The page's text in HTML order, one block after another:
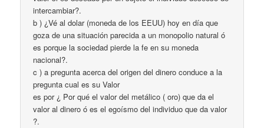
intercambiar?.
b ) ¿Vé al dolar (moneda de los EEUU) hoy en día que
goza de una situación parecida a un monopolio natural ó
es porque la sociedad pierde la fe en su moneda
nacional?.
c ) a pregunta acerca del origen del dinero conduce a la
pregunta cual es su Valor
es por ¿ Por qué el valor del metálico ( oro) que da el
valor al dinero ó es el egoísmo del individuo que da valor
?.